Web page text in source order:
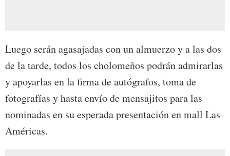
Luego serán agasajadas con un almuerzo y a las dos
de la tarde, todos los cholomeños podrán admirarlas
y apoyarlas en la firma de autógrafos, toma de
fotografías y hasta envío de mensajitos para las
nominadas en su esperada presentación en mall Las
Américas.